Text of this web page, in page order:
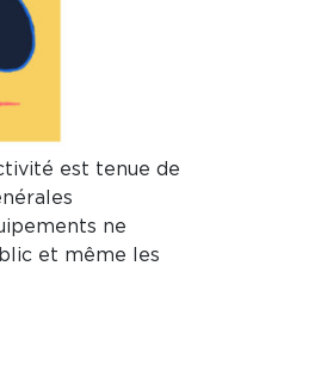
est tenue de
ne
et même les